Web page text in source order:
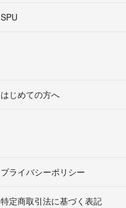
SPU
はじめての方へ
プライバシーポリシー
特定商取引法に基づく表記